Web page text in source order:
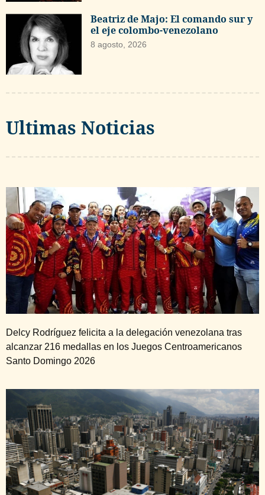
Beatriz de Majo: El comando sur y
el eje colombo-venezolano
8 agosto, 2026
Ultimas Noticias
Delcy Rodríguez felicita a la delegación venezolana tras
alcanzar 216 medallas en los Juegos Centroamericanos
Santo Domingo 2026